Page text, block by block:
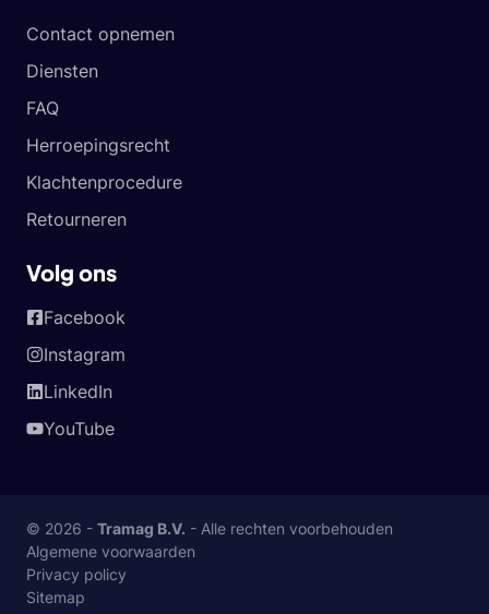
Contact opnemen
Diensten
FAQ
Herroepingsrecht
Klachtenprocedure
Retourneren
Volg ons
Facebook
Instagram
LinkedIn
YouTube
© 2026 - Tramag B.V. - Alle rechten voorbehouden
Algemene voorwaarden
Privacy policy
Sitemap